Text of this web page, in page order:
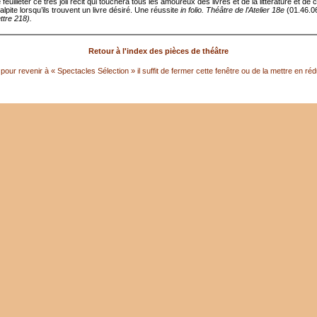
lorsqu’ils trouvent un livre désiré. Une réussite in folio. Théâtre de l’Atelier 18e
218).
Retour à l'index des pièces de théâtre
revenir à « Spectacles Sélection » il suffit de fermer cette fenêtre ou de la mettre en